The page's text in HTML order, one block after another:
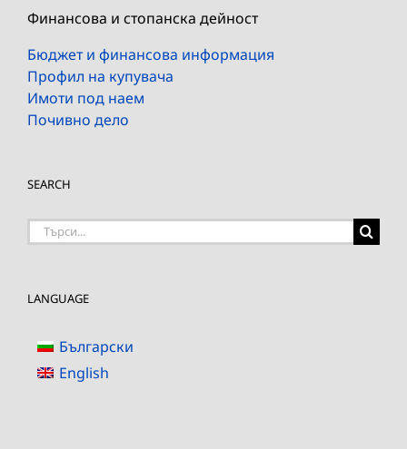
Финансова и стопанска дейност
Бюджет и финансова информация
Профил на купувача
Имоти под наем
Почивно дело
SEARCH
Търсене
LANGUAGE
Български
English